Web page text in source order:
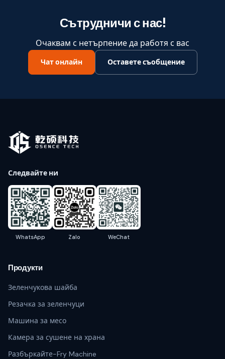
Сътрудничи с нас!
Очаквам с нетърпение да работя с вас
Чат онлайн Оставете съобщение
Следвайте ни
WhatsApp Zalo WeChat
Продукти
Зеленчукова шайба
Резачка за зеленчуци
Машина за месо
Камера за сушене на храна
Разбъркайте-Fry Machine